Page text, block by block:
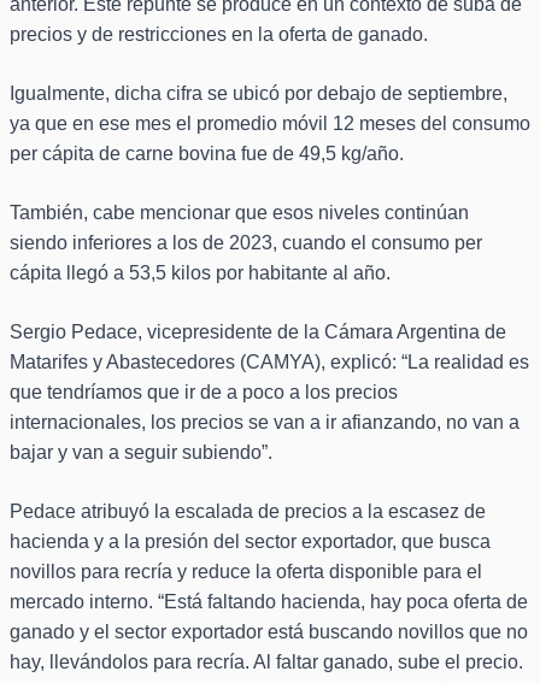
anterior. Este repunte se produce en un contexto de suba de
precios y de restricciones en la oferta de ganado.
Igualmente, dicha cifra se ubicó por debajo de septiembre,
ya que en ese mes el promedio móvil 12 meses del consumo
per cápita de carne bovina fue de 49,5 kg/año.
También, cabe mencionar que esos niveles continúan
siendo inferiores a los de 2023, cuando el consumo per
cápita llegó a 53,5 kilos por habitante al año.
Sergio Pedace, vicepresidente de la Cámara Argentina de
Matarifes y Abastecedores (CAMYA), explicó: “La realidad es
que tendríamos que ir de a poco a los precios
internacionales, los precios se van a ir afianzando, no van a
bajar y van a seguir subiendo”.
Pedace atribuyó la escalada de precios a la escasez de
hacienda y a la presión del sector exportador, que busca
novillos para recría y reduce la oferta disponible para el
mercado interno. “Está faltando hacienda, hay poca oferta de
ganado y el sector exportador está buscando novillos que no
hay, llevándolos para recría. Al faltar ganado, sube el precio.